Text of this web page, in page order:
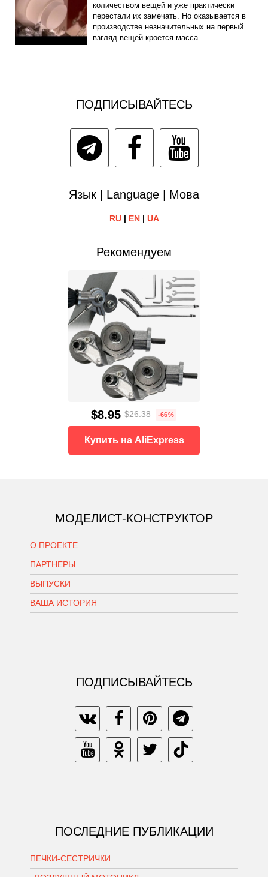
количеством вещей и уже практически
перестали их замечать. Но оказывается в
производстве незначительных на первый
взгляд вещей кроется масса...
ПОДПИСЫВАЙТЕСЬ
Язык | Language | Мова
RU| EN| UA
Рекомендуем
$8.95 $26.38 -66%
Купить на AliExpress
МОДЕЛИСТ-КОНСТРУКТОР
О ПРОЕКТЕ
ПАРТНЕРЫ
ВЫПУСКИ
ВАША ИСТОРИЯ
ПОДПИСЫВАЙТЕСЬ
ПОСЛЕДНИЕ ПУБЛИКАЦИИ
ПЕЧКИ-СЕСТРИЧКИ